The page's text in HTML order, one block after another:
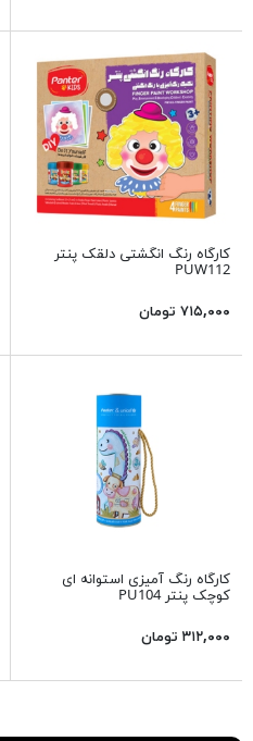
کارگاه رنگ انگشتی دلقک پنتر
PUW112
۷۱۵,۰۰۰ تومان
کارگاه رنگ آمیزی استوانه ای
کوچک پنتر PU104
۳۱۲,۰۰۰ تومان